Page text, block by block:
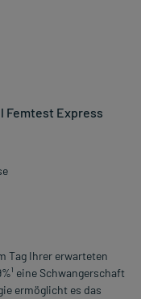
Femtest Express
Tag Ihrer erwarteten
eine Schwangerschaft
ermöglicht es das